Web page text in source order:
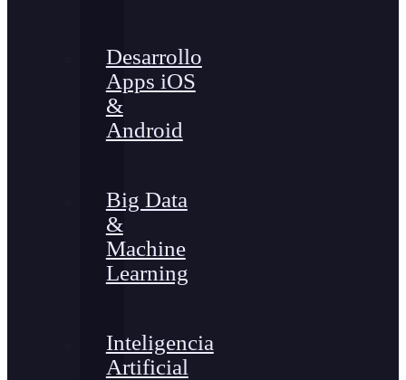
Desarrollo
Apps iOS
&
Android
Big Data
&
Machine
Learning
Inteligencia
Artificial